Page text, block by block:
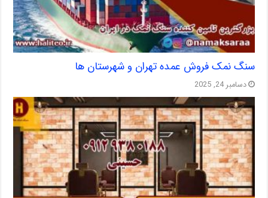
سنگ نمک فروش عمده تهران و شهرستان ها
دسامبر 24, 2025